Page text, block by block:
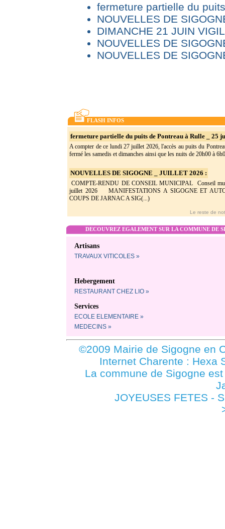
fermeture partielle du
NOUVELLES DE
DIMANCHE 21 JUIN
NOUVELLES DE
NOUVELLES DE
FLASH INFOS
fermeture partielle du puits de Pontreau à Rulle _ 25
A compter de ce lundi 27 juillet 2026, l'accès au puits du
fermé les samedis et dimanches ainsi que les nuits de 20h00 à
NOUVELLES DE SIGOGNE _ JUILLET 2026 :
COMPTE-RENDU DE CONSEIL MUNICIPAL Conseil
juillet 2026 MANIFESTATIONS A SIGOGNE ET
COUPS DE JARNAC A SIG(...)
Le reste de
DECOUVREZ EGALEMENT SUR LA COMMUNE DE
Artisans
TRAVAUX VITICOLES »
Hebergement
RESTAURANT CHEZ LIO »
Services
ECOLE ELEMENTAIRE »
MEDECINS »
©2009 Mairie de Sigogne en
Internet Charente : Hexa
La commune de Sigogne
JOYEUSES FETES -